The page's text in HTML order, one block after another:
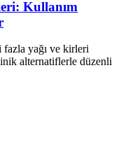
Kullanım
fazla yağı ve kirleri
alternatiflerle düzenli